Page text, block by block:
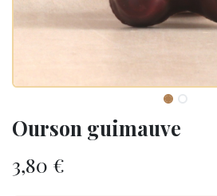
Ourson guimauve
3,80 €